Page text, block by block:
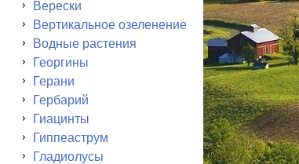
Верески
Вертикальное озеленение
Водные растения
Георгины
Герани
Гербарий
Гиацинты
Гиппеаструм
Гладиолусы